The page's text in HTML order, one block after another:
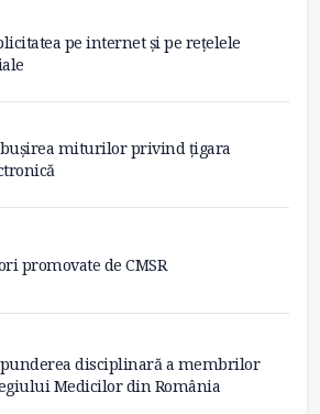
pe internet și pe rețelele
miturilor privind țigara
promovate de CMSR
disciplinară a membrilor
Medicilor din România